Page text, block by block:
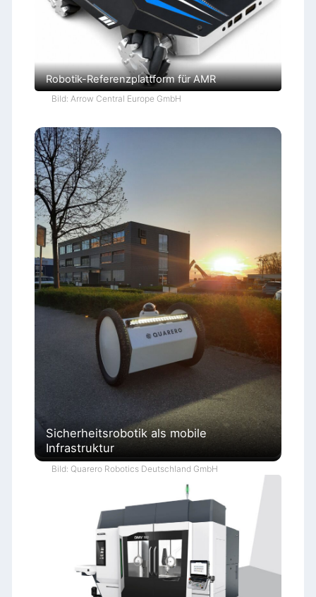
Robotik-Referenzplattform für AMR
Bild: Arrow Central Europe GmbH
Sicherheitsrobotik als mobile
Infrastruktur
Bild: Quarero Robotics Deutschland GmbH